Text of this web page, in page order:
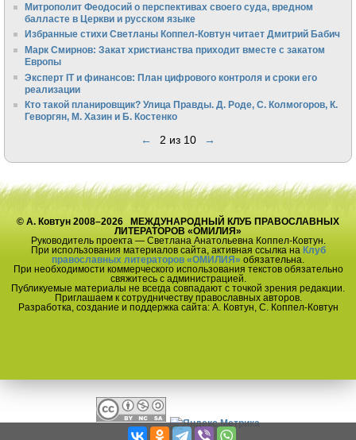
Митрополит Феодосий о перспективах своего суда, вредном
балласте в Церкви и русском языке
Избранные стихи Светланы Коппел-Ковтун читает Дмитрий Бабич
Марк Смирнов: Закат христианства приходит вместе с закатом
Европы
Эксперт IT и финансов: План цифрового контроля и сроки его
реализации
Кто такой планировщик? Улица Правды. Д. Роде, С. Колмогоров, К.
Геворгян, М. Хазин и Б. Костенко
← 2 из 10 →
© А. Ковтун 2008–2026 МЕЖДУНАРОДНЫЙ КЛУБ ПРАВОСЛАВНЫХ
ЛИТЕРАТОРОВ «ОМИЛИЯ»
Руководитель проекта — Светлана Анатольевна Коппел-Ковтун.
При использования материалов сайта, активная ссылка на Клуб
православных литераторов «ОМИЛИЯ» обязательна.
При необходимости коммерческого использования текстов обязательно
свяжитесь с администрацией.
Публикуемые материалы не всегда совпадают с точкой зрения редакции.
Приглашаем к сотрудничеству православных авторов.
Разработка, создание и поддержка сайта: А. Ковтун, С. Коппел-Ковтун